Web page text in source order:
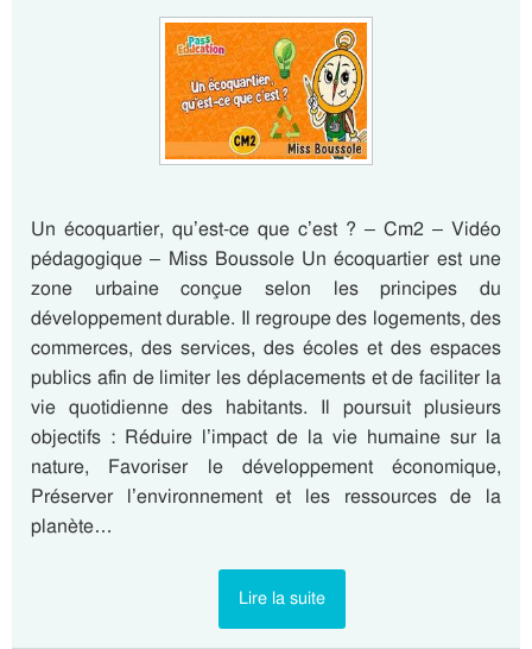
Un écoquartier, qu’est-ce que c’est ? – Cm2 – Vidéo
pédagogique – Miss Boussole Un écoquartier est une
zone urbaine conçue selon les principes du
développement durable. Il regroupe des logements, des
commerces, des services, des écoles et des espaces
publics afin de limiter les déplacements et de faciliter la
vie quotidienne des habitants. Il poursuit plusieurs
objectifs : Réduire l’impact de la vie humaine sur la
nature, Favoriser le développement économique,
Préserver l’environnement et les ressources de la
planète…
Lire la suite